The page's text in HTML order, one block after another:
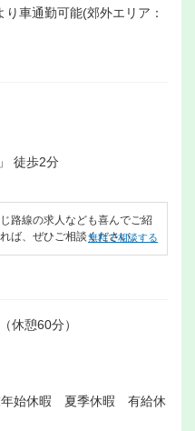
車通勤可能(郊外エリア：
徒歩2分
路線の求人なども喜んでご紹
ば、ぜひご相談ください。
無料で相談する
休憩60分）
始休暇 夏季休暇 有給休